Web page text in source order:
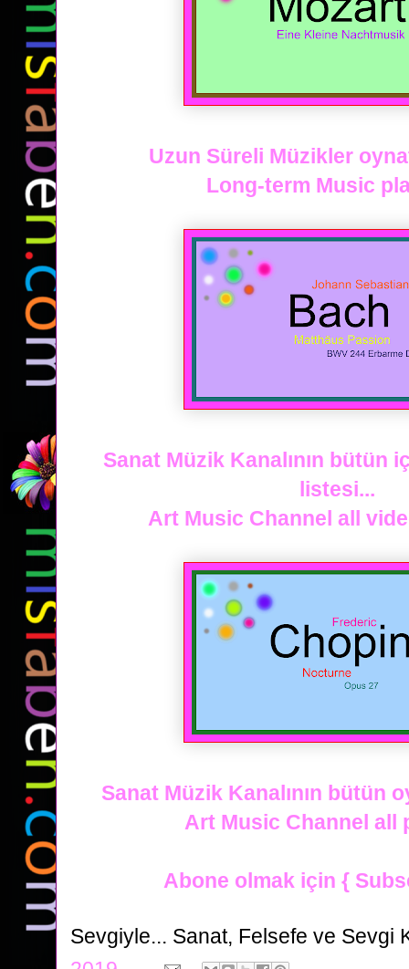
Uzun Süreli Müzikler
Long-term Music
Sanat Müzik Kanalının bütün
listesi...
Art Music Channel all
Sanat Müzik Kanalının bütün
Art Music Channel all
Abone olmak için {
Sevgiyle... Sanat, Felsefe ve Sevgi